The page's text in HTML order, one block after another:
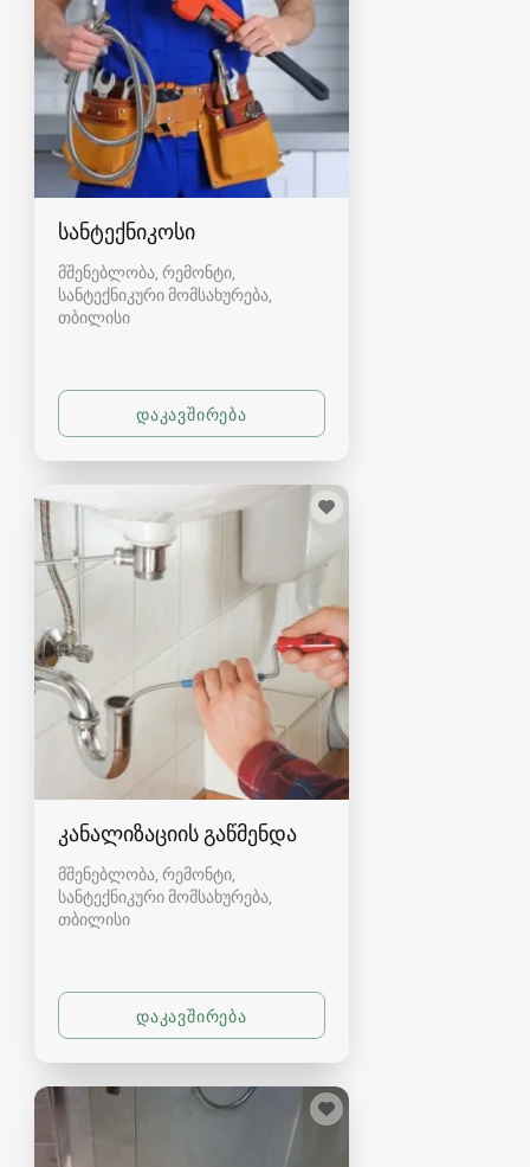
სანტექნიკოსი
მშენებლობა, რემონტი,
სანტექნიკური მომსახურება
თბილისი
კანალიზაციის გაწმენდა
მშენებლობა, რემონტი,
სანტექნიკური მომსახურება
თბილისი